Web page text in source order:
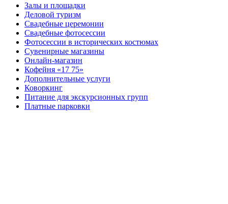
Залы и площадки
Деловой туризм
Свадебные церемонии
Свадебные фотосессии
Фотосессии в исторических костюмах
Сувенирные магазины
Онлайн-магазин
Кофейня «17 75»
Дополнительные услуги
Коворкинг
Питание для экскурсионных групп
Платные парковки